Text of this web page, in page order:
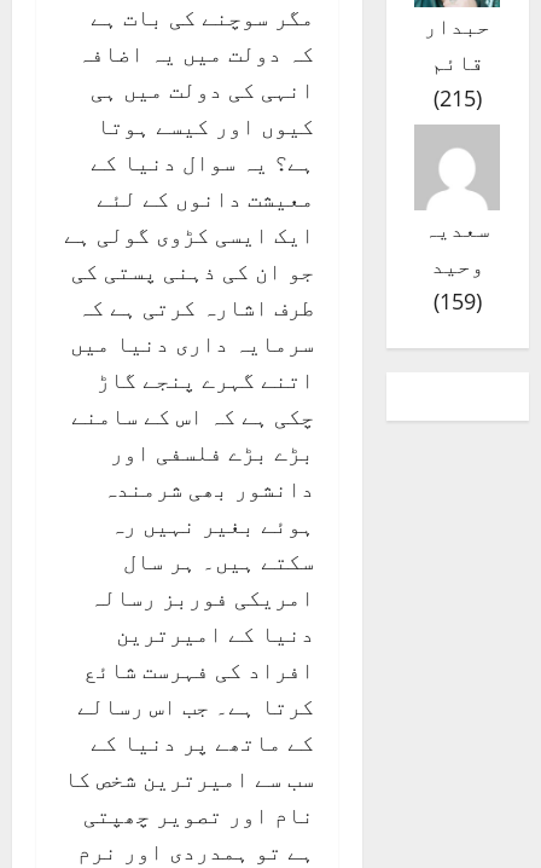
مگر سوچنے کی بات ہے
کہ دولت میں یہ اضافہ
انہی کی دولت میں ہی
کیوں اور کیسے ہوتا
ہے؟ یہ سوال دنیا کے
معیشت دانوں کے لئے
ایک ایسی کڑوی گولی ہے
جو ان کی ذہنی پستی کی
طرف اشارہ کرتی ہے کہ
سرمایہ داری دنیا میں
اتنے گہرے پنجے گاڑ
چکی ہے کہ اس کے سامنے
بڑے بڑے فلسفی اور
دانشور بھی شرمندہ
ہوئے بغیر نہیں رہ
سکتے ہیں۔ ہر سال
امریکی فوربز رسالہ
دنیا کے امیرترین
افراد کی فہرست شائع
کرتا ہے۔ جب اس رسالے
کے ماتھے پر دنیا کے
سب سے امیرترین شخص کا
نام اور تصویر چھپتی
ہے تو ہمدردی اور نرم
حبدار
قائم
(
215
)
سعدیہ
وحید
(
159
)